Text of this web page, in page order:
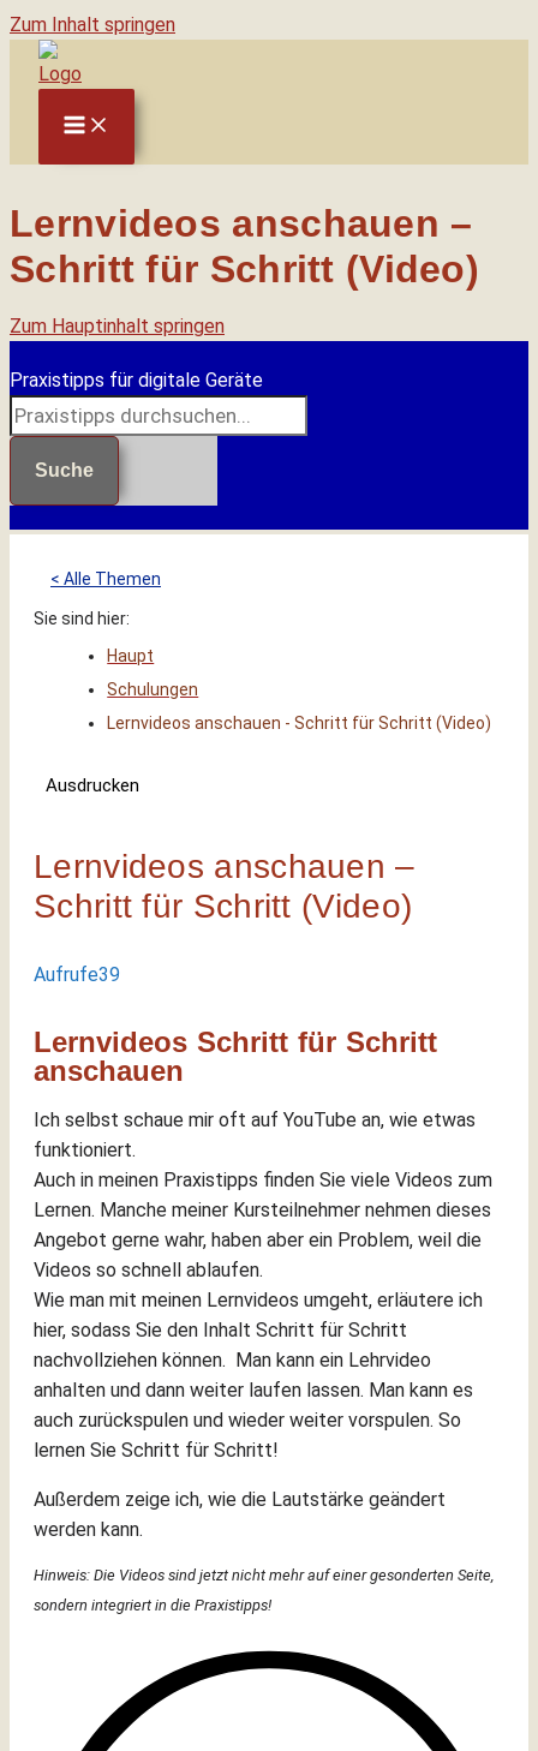
Zum Inhalt springen
Lernvideos anschauen –
Schritt für Schritt (Video)
Zum Hauptinhalt springen
Praxistipps für digitale Geräte
Suche
< Alle Themen
Sie sind hier:
Haupt
Schulungen
Lernvideos anschauen - Schritt für Schritt (Video)
Ausdrucken
Lernvideos anschauen –
Schritt für Schritt (Video)
Aufrufe39
Lernvideos Schritt für Schritt
anschauen
Ich selbst schaue mir oft auf YouTube an, wie etwas
funktioniert.
Auch in meinen Praxistipps finden Sie viele Videos zum
Lernen. Manche meiner Kursteilnehmer nehmen dieses
Angebot gerne wahr, haben aber ein Problem, weil die
Videos so schnell ablaufen.
Wie man mit meinen Lernvideos umgeht, erläutere ich
hier, sodass Sie den Inhalt Schritt für Schritt
nachvollziehen können. Man kann ein Lehrvideo
anhalten und dann weiter laufen lassen. Man kann es
auch zurückspulen und wieder weiter vorspulen. So
lernen Sie Schritt für Schritt!
Außerdem zeige ich, wie die Lautstärke geändert
werden kann.
Hinweis: Die Videos sind jetzt nicht mehr auf einer gesonderten Seite,
sondern integriert in die Praxistipps!